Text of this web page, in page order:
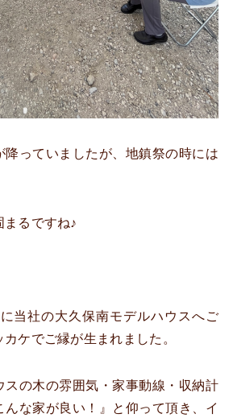
降っていましたが、地鎮祭の時には
まるですね♪
当社の大久保南モデルハウスへご
ケでご縁が生まれました。
スの木の雰囲気・家事動線・収納計
んな家が良い！』と仰って頂き、イ